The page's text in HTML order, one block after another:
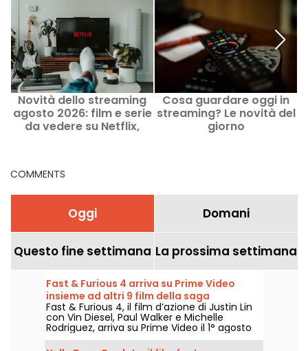
Novità dello streaming
agosto 2026: film e serie
da vedere su Netflix,
Cosa guardare oggi in
streaming? Le novità del
giorno
COMMENTS
Oggi Domani
Questo fine settimana La prossima settimana
Fast & Furious 4 arriva su Prime Video
insieme ad altri 9 film della saga
Fast & Furious 4, il film d’azione di Justin Lin
con Vin Diesel, Paul Walker e Michelle
Rodriguez, arriva su Prime Video il 1° agosto
2026 insieme a diversi capitoli della saga.